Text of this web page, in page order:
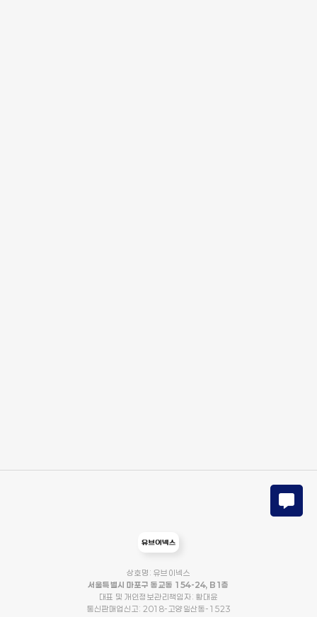
상호명: 유브이넥스
서울특별시 마포구 동교동 154-24, B1층
대표 및 개인정보관리책임자: 황대윤
통신판매업신고: 2018-고양일산동-1523